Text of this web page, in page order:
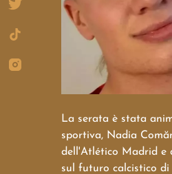
La serata è stata
sportiva, Nadia
dell'Atlético Madrid e
sul futuro calcistico di